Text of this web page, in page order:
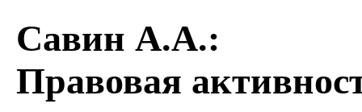
Савин А.А.:
Правовая